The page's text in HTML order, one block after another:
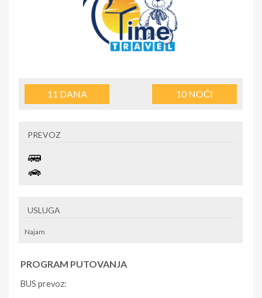
11 DANA 10NOĆI
PREVOZ
USLUGA
Najam
PROGRAM PUTOVANJA
BUS prevoz: